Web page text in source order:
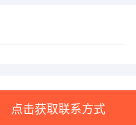
金！
点击获取联系方式